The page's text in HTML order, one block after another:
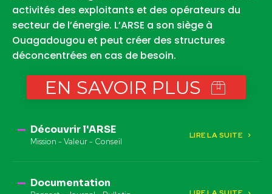
activités des exploitants et des opérateurs du
secteur de l’énergie. L’ARSE a son siège à
Ouagadougou et peut créer des structures
déconcentrées en cas de besoin.
EN SAVOIR PLUS
Découvrir l'ARSE
Mission - Valeur - Conseil
LIRE LA SUITE
Documentation